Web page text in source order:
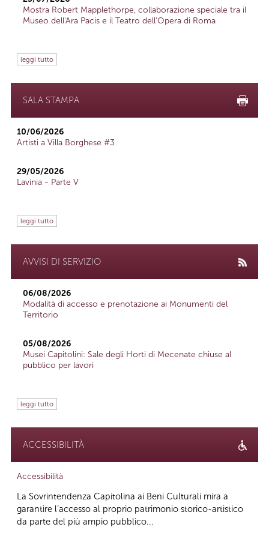
Mostra Robert Mapplethorpe, collaborazione speciale tra il
Museo dell'Ara Pacis e il Teatro dell'Opera di Roma
leggi tutto
SALA STAMPA
10/06/2026
Artisti a Villa Borghese #3
29/05/2026
Lavinia - Parte V
leggi tutto
AVVISI DI SERVIZIO
06/08/2026
Modalità di accesso e prenotazione ai Monumenti del
Territorio
05/08/2026
Musei Capitolini: Sale degli Horti di Mecenate chiuse al
pubblico per lavori
leggi tutto
ACCESSIBILITÀ
Accessibilità
La Sovrintendenza Capitolina ai Beni Culturali mira a
garantire l’accesso al proprio patrimonio storico-artistico
da parte del più ampio pubblico...